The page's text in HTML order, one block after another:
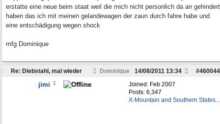
erstatte eine neue beim staat weil die mich nicht personlich da an gehindert
haben das ich mit meinen gelandewagen der zaun durch fahre habe und
eine entschädigung wegen shock
mfg Dominique
Re: Diebstahl, mal wieder Dominique #460044
14/08/2011 13:34
Joined: Feb 2007
Posts: 6,347
X-Mountain and Southern States...
jimi